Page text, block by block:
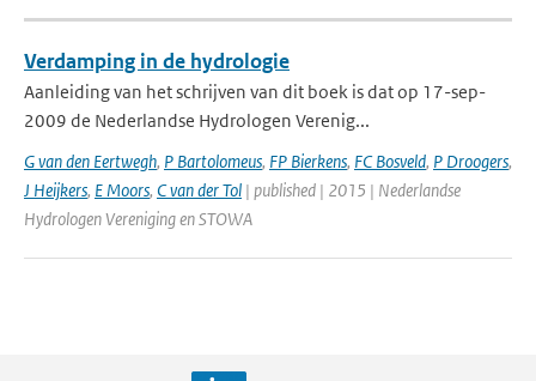
Verdamping in de hydrologie
Aanleiding van het schrijven van dit boek is dat op 17-sep-
2009 de Nederlandse Hydrologen Verenig...
G van den Eertwegh, P Bartolomeus, FP Bierkens, FC Bosveld, P Droogers,
J Heijkers, E Moors, C van der Tol | published | 2015 | Nederlandse
Hydrologen Vereniging en STOWA